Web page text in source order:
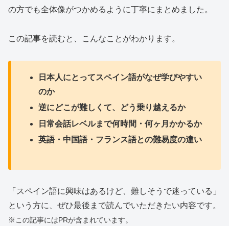
の方でも全体像がつかめるように丁寧にまとめました。
この記事を読むと、こんなことがわかります。
日本人にとってスペイン語がなぜ学びやすい
のか
逆にどこが難しくて、どう乗り越えるか
日常会話レベルまで何時間・何ヶ月かかるか
英語・中国語・フランス語との難易度の違い
「スペイン語に興味はあるけど、難しそうで迷っている」
という方に、ぜひ最後まで読んでいただきたい内容です。
※この記事にはPRが含まれています。